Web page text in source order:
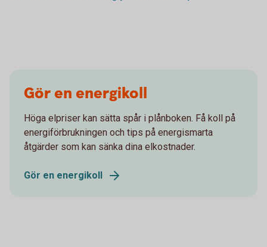
Gör en energikoll
Höga elpriser kan sätta spår i plånboken. Få koll på
energiförbrukningen och tips på energismarta
åtgärder som kan sänka dina elkostnader.
Gör en energikoll